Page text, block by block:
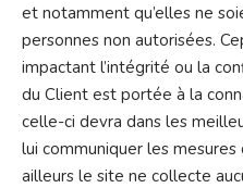
et notamment qu’elles ne
personnes non autorisées.
impactant l’intégrité ou la
du Client est portée à la
celle-ci devra dans les
lui communiquer les
ailleurs le site ne collecte